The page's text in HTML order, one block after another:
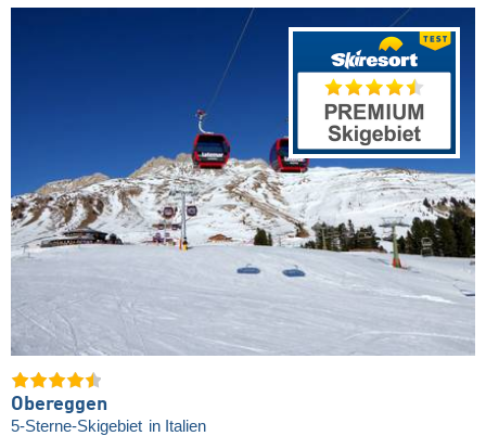
Obereggen
5-Sterne-Skigebiet in Italien